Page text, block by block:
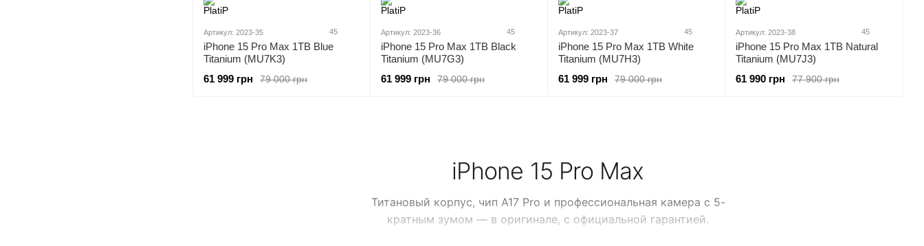
iPhone 15 Pro Max
Титановый корпус, чип A17 Pro и профессиональная камера с 5-
кратным зумом — в оригинале, с официальной гарантией.
Артикул: 2023-35 45
iPhone 15 Pro Max 1TB Blue
Titanium (MU7K3)
79 000 грн
61 999 грн
Артикул: 2023-36 45
iPhone 15 Pro Max 1TB Black
Titanium (MU7G3)
79 000 грн
61 999 грн
Артикул: 2023-37 45
iPhone 15 Pro Max 1TB White
Titanium (MU7H3)
79 000 грн
61 999 грн
Артикул: 2023-38 45
iPhone 15 Pro Max 1TB Natural
Titanium (MU7J3)
77 900 грн
61 990 грн